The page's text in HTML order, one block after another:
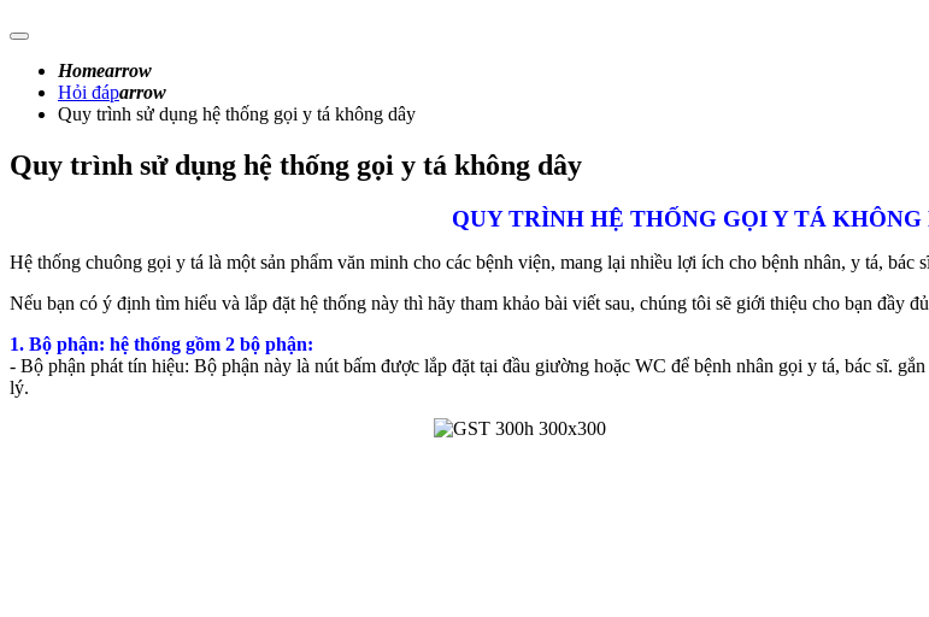
Homearrow
Hỏi đáparrow
Quy trình sử dụng hệ thống gọi y tá không dây
Quy trình sử dụng hệ thống gọi y tá không dây
QUY TRÌNH HỆ THỐNG GỌI Y TÁ KHÔNG
Hệ thống chuông gọi y tá là một sản phẩm văn minh cho các bệnh viện, mang lại nhiều lợi ích cho bệnh nhân, y tá, bác
Nếu bạn có ý định tìm hiểu và lắp đặt hệ thống này thì hãy tham khảo bài viết sau, chúng tôi sẽ giới thiệu cho bạn đầy
1. Bộ phận: hệ thống gồm 2 bộ phận:
- Bộ phận phát tín hiệu: Bộ phận này là nút bấm được lắp đặt tại đầu giường hoặc WC để bệnh nhân gọi y tá, bác sĩ.
lý.